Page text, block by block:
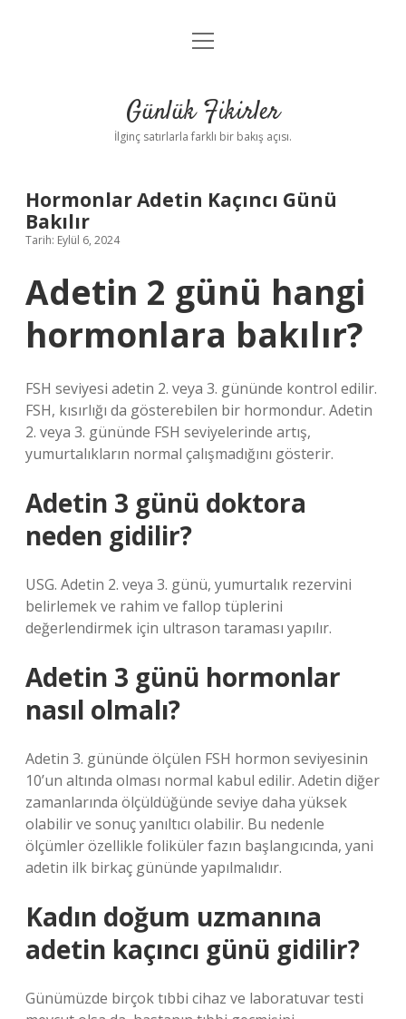
Anasayfa
Yasal Uyarı
menüyü
Günlük Fikirler
İlginç satırlarla farklı bir bakış açısı.
Hormonlar Adetin Kaçıncı Günü
Bakılır
Tarih: Eylül 6, 2024
Adetin 2 günü hangi
hormonlara bakılır?
FSH seviyesi adetin 2. veya 3. gününde kontrol edilir.
FSH, kısırlığı da gösterebilen bir hormondur. Adetin
2. veya 3. gününde FSH seviyelerinde artış,
yumurtalıkların normal çalışmadığını gösterir.
Adetin 3 günü doktora
neden gidilir?
USG. Adetin 2. veya 3. günü, yumurtalık rezervini
belirlemek ve rahim ve fallop tüplerini
değerlendirmek için ultrason taraması yapılır.
Adetin 3 günü hormonlar
nasıl olmalı?
Adetin 3. gününde ölçülen FSH hormon seviyesinin
10’un altında olması normal kabul edilir. Adetin diğer
zamanlarında ölçüldüğünde seviye daha yüksek
olabilir ve sonuç yanıltıcı olabilir. Bu nedenle
ölçümler özellikle foliküler fazın başlangıcında, yani
adetin ilk birkaç gününde yapılmalıdır.
Kadın doğum uzmanına
adetin kaçıncı günü gidilir?
Günümüzde birçok tıbbi cihaz ve laboratuvar testi